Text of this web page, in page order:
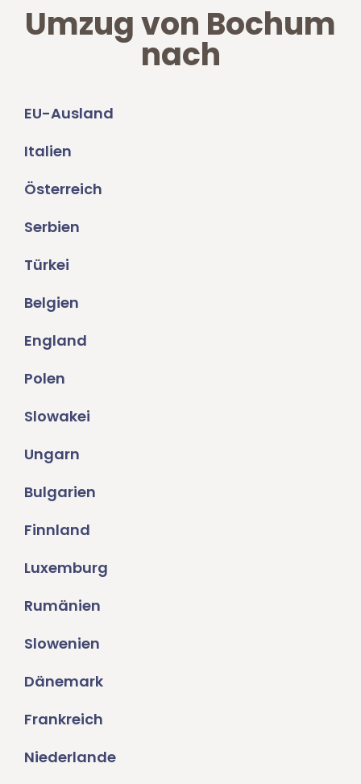
Umzug von Bochum
nach
EU-Ausland
Italien
Österreich
Serbien
Türkei
Belgien
England
Polen
Slowakei
Ungarn
Bulgarien
Finnland
Luxemburg
Rumänien
Slowenien
Dänemark
Frankreich
Niederlande